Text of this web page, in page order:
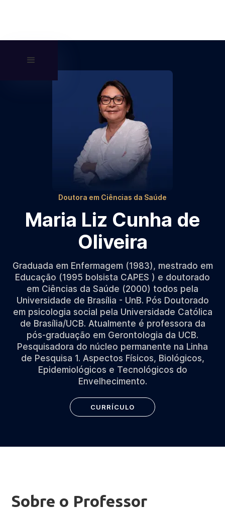
Doutora em Ciências da Saúde
Maria Liz Cunha de
Oliveira
Graduada em Enfermagem (1983), mestrado em
Educação (1995 bolsista CAPES ) e doutorado
em Ciências da Saúde (2000) todos pela
Universidade de Brasília - UnB. Pós Doutorado
em psicologia social pela Universidade Católica
de Brasília/UCB. Atualmente é professora da
pós-graduação em Gerontologia da UCB.
Pesquisadora do núcleo permanente na Linha
de Pesquisa 1. Aspectos Físicos, Biológicos,
Epidemiológicos e Tecnológicos do
Envelhecimento.
CURRÍCULO
Sobre o Professor